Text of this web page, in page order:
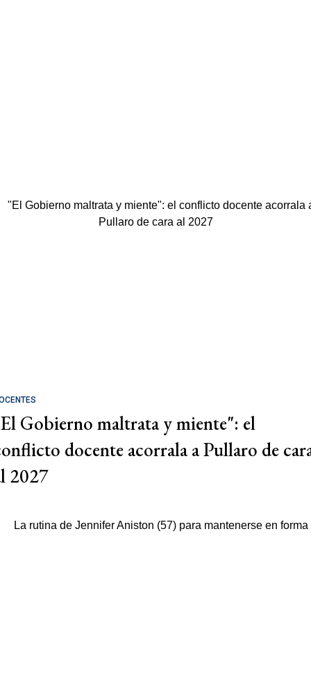
Gobierno maltrata y miente": el
docente acorrala a Pullaro de
2027